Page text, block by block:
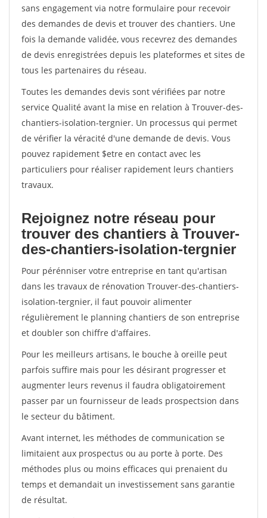
sans engagement via notre formulaire pour recevoir
des demandes de devis et trouver des chantiers. Une
fois la demande validée, vous recevrez des demandes
de devis enregistrées depuis les plateformes et sites de
tous les partenaires du réseau.
Toutes les demandes devis sont vérifiées par notre
service Qualité avant la mise en relation à Trouver-des-
chantiers-isolation-tergnier. Un processus qui permet
de vérifier la véracité d'une demande de devis. Vous
pouvez rapidement $etre en contact avec les
particuliers pour réaliser rapidement leurs chantiers
travaux.
Rejoignez notre réseau pour
trouver des chantiers à Trouver-
des-chantiers-isolation-tergnier
Pour pérénniser votre entreprise en tant qu'artisan
dans les travaux de rénovation Trouver-des-chantiers-
isolation-tergnier, il faut pouvoir alimenter
régulièrement le planning chantiers de son entreprise
et doubler son chiffre d'affaires.
Pour les meilleurs artisans, le bouche à oreille peut
parfois suffire mais pour les désirant progresser et
augmenter leurs revenus il faudra obligatoirement
passer par un fournisseur de leads prospectsion dans
le secteur du bâtiment.
Avant internet, les méthodes de communication se
limitaient aux prospectus ou au porte à porte. Des
méthodes plus ou moins efficaces qui prenaient du
temps et demandait un investissement sans garantie
de résultat.